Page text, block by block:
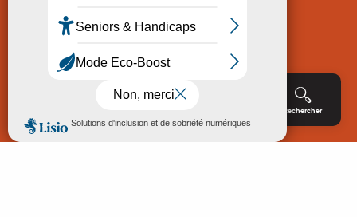
Rechercher
Politique de Protection des données
Consentement
Accessibilité : non conforme